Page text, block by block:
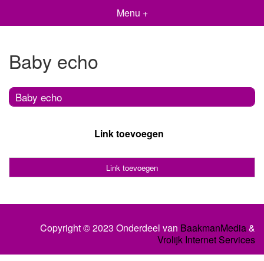
Menu +
Baby echo
Baby echo
Link toevoegen
Link toevoegen
Copyright © 2023 Onderdeel van BaakmanMedia&
Vrolijk Internet Services